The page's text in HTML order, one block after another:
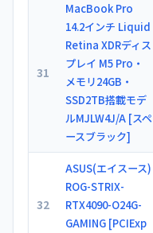
31
MacBook Pro
14.2インチ Liquid
Retina XDRディス
プレイ M5 Pro・
メモリ24GB・
SSD2TB搭載モデ
ルMJLW4J/A [スペ
ースブラック]
32
ASUS(エイスース)
ROG-STRIX-
RTX4090-O24G-
GAMING [PCIExp